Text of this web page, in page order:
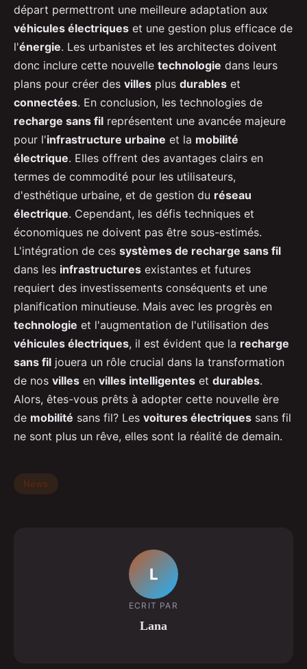
départ permettront une meilleure adaptation aux
véhicules électriques et une gestion plus efficace de
l'énergie. Les urbanistes et les architectes doivent
donc inclure cette nouvelle technologie dans leurs
plans pour créer des villes plus durables et
connectées. En conclusion, les technologies de
recharge sans fil représentent une avancée majeure
pour l'infrastructure urbaine et la mobilité
électrique. Elles offrent des avantages clairs en
termes de commodité pour les utilisateurs,
d'esthétique urbaine, et de gestion du réseau
électrique. Cependant, les défis techniques et
économiques ne doivent pas être sous-estimés.
L'intégration de ces systèmes de recharge sans fil
dans les infrastructures existantes et futures
requiert des investissements conséquents et une
planification minutieuse. Mais avec les progrès en
technologie et l'augmentation de l'utilisation des
véhicules électriques, il est évident que la recharge
sans fil jouera un rôle crucial dans la transformation
de nos villes en villes intelligentes et durables.
Alors, êtes-vous prêts à adopter cette nouvelle ère
de mobilité sans fil? Les voitures électriques sans fil
ne sont plus un rêve, elles sont la réalité de demain.
News
L
ECRIT PAR
Lana